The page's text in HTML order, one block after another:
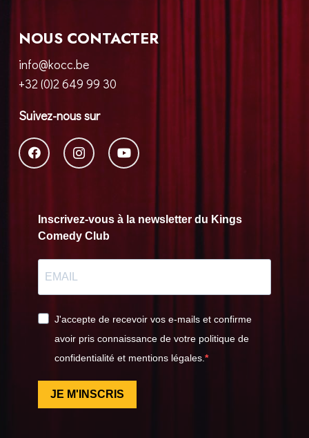
NOUS CONTACTER
info@kocc.be
+32 (0)2 649 99 30
Suivez-nous sur
Inscrivez-vous à la newsletter du Kings
Comedy Club
J'accepte de recevoir vos e-mails et confirme
avoir pris connaissance de votre politique de
confidentialité et mentions légales.
JE M'INSCRIS